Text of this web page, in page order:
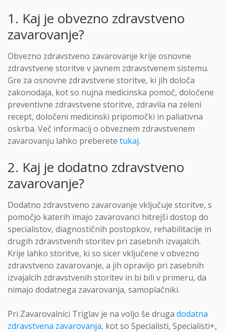
1. Kaj je obvezno zdravstveno
zavarovanje?
Obvezno zdravstveno zavarovanje krije osnovne
zdravstvene storitve v javnem zdravstvenem sistemu.
Gre za osnovne zdravstvene storitve, ki jih določa
zakonodaja, kot so nujna medicinska pomoč, določene
preventivne zdravstvene storitve, zdravila na zeleni
recept, določeni medicinski pripomočki in paliativna
oskrba. Več informacij o obveznem zdravstvenem
zavarovanju lahko preberete tukaj.
2. Kaj je dodatno zdravstveno
zavarovanje?
Dodatno zdravstveno zavarovanje vključuje storitve, s
pomočjo katerih imajo zavarovanci hitrejši dostop do
specialistov, diagnostičnih postopkov, rehabilitacije in
drugih zdravstvenih storitev pri zasebnih izvajalcih.
Krije lahko storitve, ki so sicer vključene v obvezno
zdravstveno zavarovanje, a jih opravijo pri zasebnih
izvajalcih zdravstvenih storitev in bi bili v primeru, da
nimajo dodatnega zavarovanja, samoplačniki.
Pri Zavarovalnici Triglav je na voljo še druga dodatna
zdravstvena zavarovanja, kot so Specialisti, Specialisti+,